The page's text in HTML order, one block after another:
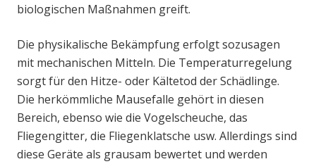
biologischen Maßnahmen greift.
Die physikalische Bekämpfung erfolgt sozusagen
mit mechanischen Mitteln. Die Temperaturregelung
sorgt für den Hitze- oder Kältetod der Schädlinge.
Die herkömmliche Mausefalle gehört in diesen
Bereich, ebenso wie die Vogelscheuche, das
Fliegengitter, die Fliegenklatsche usw. Allerdings sind
diese Geräte als grausam bewertet und werden